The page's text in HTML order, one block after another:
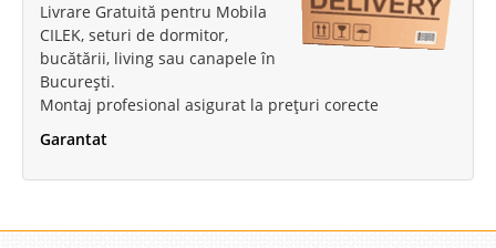
Livrare Gratuită pentru Mobila
CILEK, seturi de dormitor,
bucătării, living sau canapele în
București.
Montaj profesional asigurat la prețuri corecte
Garantat